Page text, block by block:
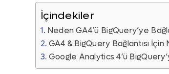
İçindekiler
Neden GA4’ü BigQuery’ye
GA4 & BigQuery Bağlantısı
Google Analytics 4’ü